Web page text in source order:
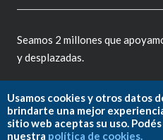
Seamos 2 millones que
y desplazadas.
Fundación
Usamos cookies y otros datos
brindarte una mejor
sitio web aceptas su uso.
nuestra política de cookies.